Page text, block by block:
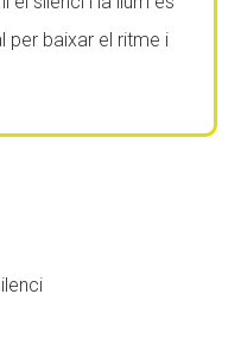
per baixar el ritme i